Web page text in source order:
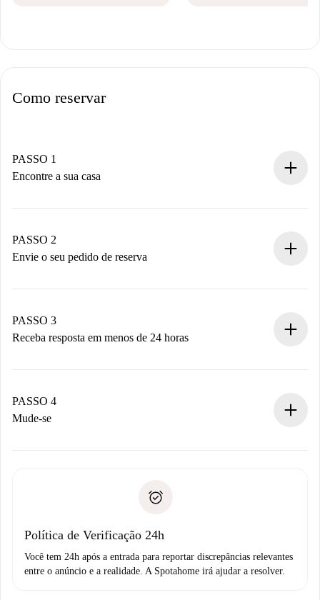
Como reservar
PASSO 1
Encontre a sua casa
Você tem todas as informações necessárias
antecipadamente.
PASSO 2
Envie o seu pedido de reserva
Não cobramos nada até que o proprietário confirme.
PASSO 3
Receba resposta em menos de 24 horas
proprietário.
Se recusada: não cobraremos nada e ofereceremos
Débito direto bancário
PASSO 4
Mude-se
não comunicar nenhum problema.
Política de Verificação 24h
Você tem 24h após a entrada para reportar discrepâncias relevantes
entre o anúncio e a realidade. A Spotahome irá ajudar a resolver.